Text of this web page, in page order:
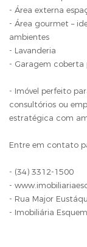
- Área externa
- Área gourmet –
ambientes
- Lavanderia
- Garagem coberta
- Imóvel perfeito
consultórios ou
estratégica com
Entre em contato
- (34) 3312-1500
-
- Rua Major
- Imobiliária